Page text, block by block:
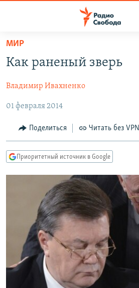
упрощенного
доступа
содержанию
Вернутся
главной
навигации
Вернутся
ПОДКАСТЫ
АВТОРСКИЕ ПРОЕКТЫ
ЦИТАТЫ СВОБОДЫ
МНЕНИЯ
КУЛЬТУРА
IDEL.РЕАЛИИ
КАВКАЗ.РЕАЛИИ
СЕВЕР.РЕАЛИИ
СИБИРЬ.РЕАЛИИ
РАСПИСАНИЕ ВЕЩАНИЯ
ПОДПИШИТЕСЬ НА РАССЫЛКУ
СОЦИАЛЬНЫЕ СЕТИ
МИР
Как раненый зверь
Владимир Ивахненко
01 февраля 2014
Поделиться Читать без VPN
Приоритетный источник в Google